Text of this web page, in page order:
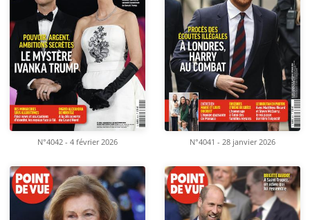
N°4042 - 4 février 2026 N°4041 - 28 janvier 2026